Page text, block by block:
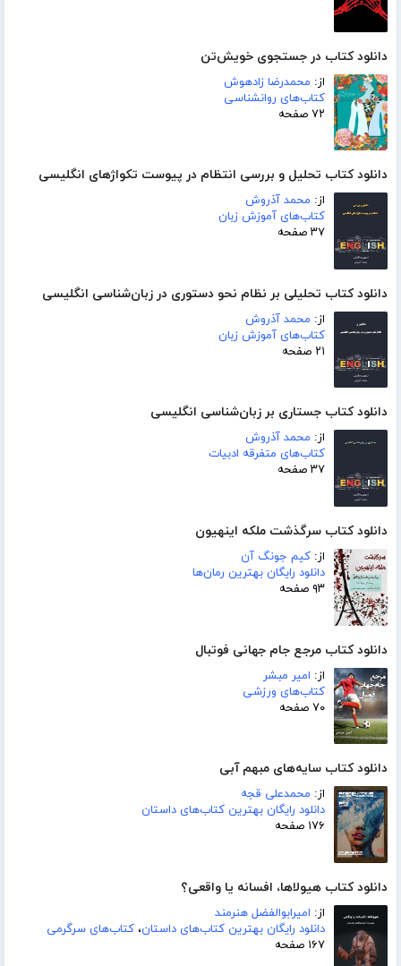
دانلود کتاب در جستجوی خویش‌تن
از: محمدرضا زادهوش
کتاب‌های روانشناسی
۷۲ صفحه
دانلود کتاب تحلیل و بررسی انتظام در پیوست تکواژهای انگلیسی
از: محمد آذروش
کتاب‌های آموزش زبان
۳۷ صفحه
دانلود کتاب تحلیلی بر نظام نحو دستوری در زبان‌شناسی انگلیسی
از: محمد آذروش
کتاب‌های آموزش زبان
۲۱ صفحه
دانلود کتاب جستاری بر زبان‌شناسی انگلیسی
از: محمد آذروش
کتاب‌های متفرقه ادبیات
۳۷ صفحه
دانلود کتاب سرگذشت ملکه اینهیون
از: کیم جونگ آن
دانلود رایگان بهترین رمان‌ها
۹۳ صفحه
دانلود کتاب مرجع جام جهانی فوتبال
از: امیر مبشر
کتاب‌های ورزشی
۷۰ صفحه
دانلود کتاب سایه‌های مبهم آبی
از: محمدعلی قجه
دانلود رایگان بهترین کتاب‌های داستان
۱۷۶ صفحه
دانلود کتاب هیولاها، افسانه یا واقعی؟
از: امیرابوالفضل هنرمند
دانلود رایگان بهترین کتاب‌های داستان، کتاب‌های سرگرمی
۱۶۷ صفحه